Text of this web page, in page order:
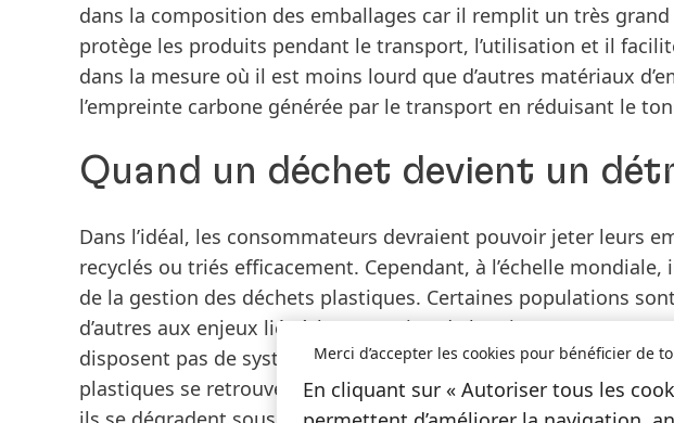
dans la composition des emballages car il remplit un très
protège les produits pendant le transport, l’utilisation et il
dans la mesure où il est moins lourd que d’autres matériaux
l’empreinte carbone générée par le transport en réduisant le
Quand un déchet devient un
Dans l’idéal, les consommateurs devraient pouvoir jeter leurs
recyclés ou triés efficacement. Cependant, à l’échelle mondiale,
de la gestion des déchets plastiques. Certaines populations
d’autres aux enjeux liés à la protection de l’environnement.
disposent pas de systèmes efficaces de gestion des déchets. Il
plastiques se retrouvent dans la nature, notamment dans les
Merci d’accepter les cookies pour bénéficier de
En cliquant sur « Autoriser tous les